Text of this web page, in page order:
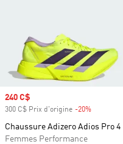
Prix soldé
240 C$
300 C$ Prix d'origine -20%
Chaussure Adizero Adios Pro 4
Femmes Performance